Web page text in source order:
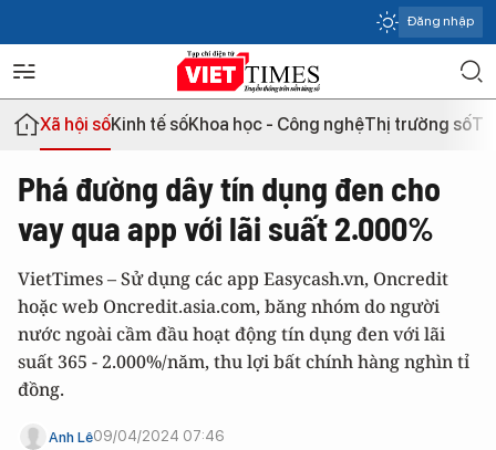
Đăng nhập
Xã hội sốKinh tế sốKhoa học - Công nghệThị trường số
Phá đường dây tín dụng đen cho
vay qua app với lãi suất 2.000%
VietTimes – Sử dụng các app Easycash.vn, Oncredit
hoặc web Oncredit.asia.com, băng nhóm do người
nước ngoài cầm đầu hoạt động tín dụng đen với lãi
suất 365 - 2.000%/năm, thu lợi bất chính hàng nghìn tỉ
đồng.
Anh Lê09/04/2024 07:46